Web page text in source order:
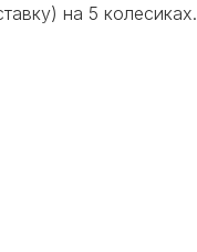
на 5 колесиках.